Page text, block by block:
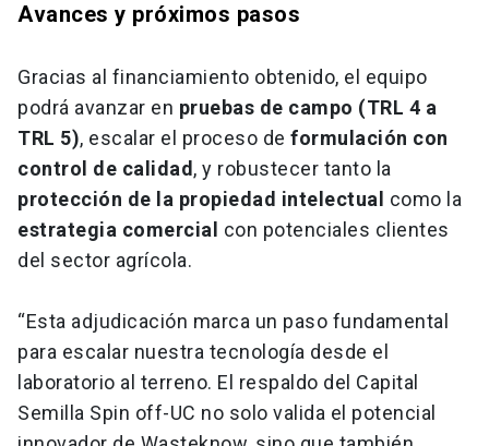
Avances y próximos pasos
Gracias al financiamiento obtenido, el equipo
podrá avanzar en pruebas de campo (TRL 4 a
TRL 5), escalar el proceso de formulación con
control de calidad , y robustecer tanto la
protección de la propiedad intelectual como la
estrategia comercial con potenciales clientes
del sector agrícola.
“Esta adjudicación marca un paso fundamental
para escalar nuestra tecnología desde el
laboratorio al terreno. El respaldo del Capital
Semilla Spin off-UC no solo valida el potencial